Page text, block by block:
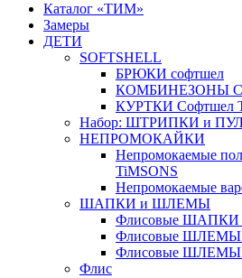
Каталог «ТИМ»
Замеры
ДЕТИ
SOFTSHELL
БРЮКИ софтшел
КОМБИНЕЗОНЫ
КУРТКИ Софтшел
Набор: ШТРИПКИ и
НЕПРОМОКАЙКИ
Непромокаемые
TiMSONS
Непромокаемые
ШАПКИ и ШЛЕМЫ
Флисовые ШАПКИ
Флисовые ШЛЕМЫ
Флисовые ШЛЕМЫ
Флис